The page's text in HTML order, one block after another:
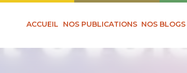
ACCUEIL NOS PUBLICATIONS NOS BLOGS